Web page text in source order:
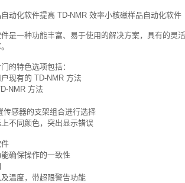
动化软件提高 TD-NMR 效率小核磁样品自动化软件
是一种功能丰富、易于使用的解决方案，具有的
的特色选项包括：
现有的 TD-NMR 方法
NMR 方法
传感器的支架组合进行选择
不同颜色，突出显示错误
确保操作的一致性
温度，带超限警告功能